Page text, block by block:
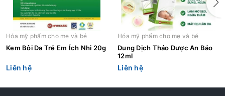
Hóa mỹ phẩm cho mẹ và bé
Kem Bôi Da Trẻ Em Ích Nhi 20g
Liên hệ
Hóa mỹ phẩm cho mẹ và bé
Dung Dịch Thảo Dược An Bảo
12ml
Liên hệ